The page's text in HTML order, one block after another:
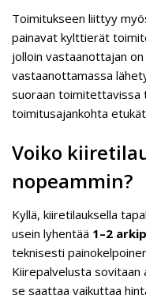
Toimitukseen liittyy
painavat kylttierät
jolloin vastaanottajan
vastaanottamassa
suoraan toimitettavissa
toimitusajankohta
Voiko
nopeammin?
Kyllä, kiiretilauksella
usein lyhentää 1–2
teknisesti
Kiirepalvelusta sovitaan
se saattaa vaikuttaa